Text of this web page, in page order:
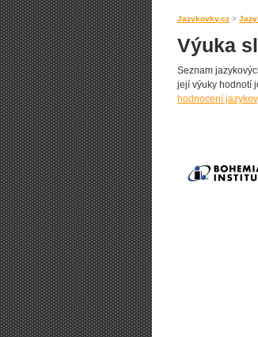
Jazykovky.cz >
Výuka
Seznam
její výuky hodnotí
hodnocení